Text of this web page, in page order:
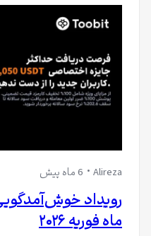
Alireza 6 ماه پیش
رویداد
ماه فوریه ۲۰۲۶